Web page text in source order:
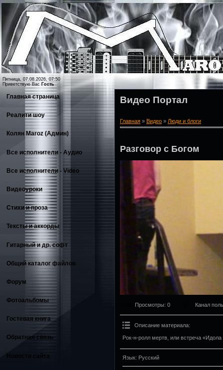
Пятница, 07.08.2026, 07:50
Приветствую Вас Гость
Главная страница
Реалити шоу
Колян Maroz (Админ)
Все исполнители - Аудио
Все исполнители - Video
Видеоуроки
Стихи и проза
Тексты и аккорды
Гитарный и др. софт
Общий каталог файлов
Форум
Фотоальбомы
Гостевая книга
Обратная связь
Новости сайта
Видео Портал
Главная » Видео » Люди и блоги
Разговор с Богом
Просмотры: 0 Канал
Описание материала:
Рок-н-ролл мертв, или встреча
Язык: Русский